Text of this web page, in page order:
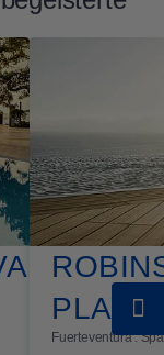
PLAYA
Fuerteventura .